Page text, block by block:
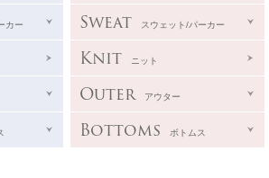
カー Sweat スウェット/パーカー
Knit ニット
Outer アウター
Bottoms ボトムス